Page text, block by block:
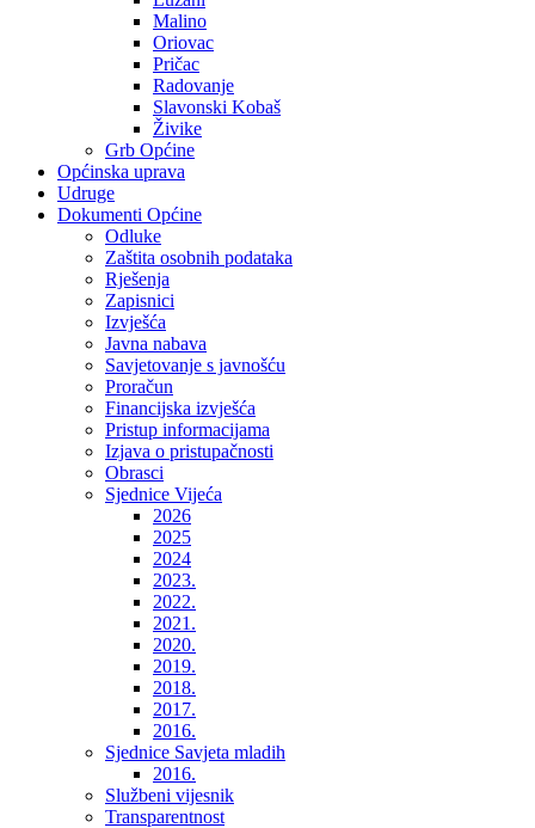
Malino
Oriovac
Pričac
Radovanje
Slavonski Kobaš
Živike
Grb Općine
Općinska uprava
Udruge
Dokumenti Općine
Odluke
Zaštita osobnih podataka
Rješenja
Zapisnici
Izvješća
Javna nabava
Savjetovanje s javnošću
Proračun
Financijska izvješća
Pristup informacijama
Izjava o pristupačnosti
Obrasci
Sjednice Vijeća
2026
2025
2024
2023.
2022.
2021.
2020.
2019.
2018.
2017.
2016.
Sjednice Savjeta mladih
2016.
Službeni vijesnik
Transparentnost